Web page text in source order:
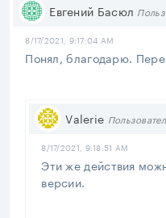
Евгений Басюл
8/17/2021, 9:17:04 AM
Понял, благодарю.
Valerie
8/17/2021, 9:18:51 AM
Эти же действия
версии.